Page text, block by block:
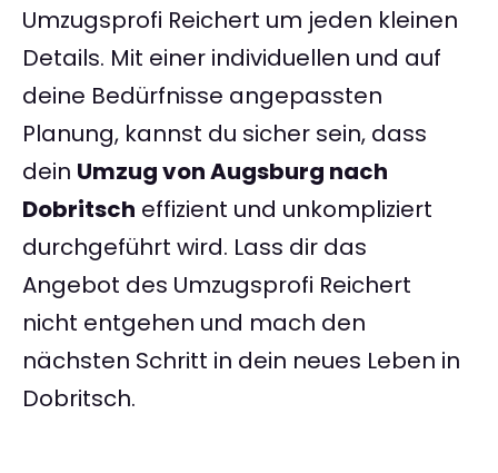
Umzugsprofi Reichert um jeden kleinen
Details. Mit einer individuellen und auf
deine Bedürfnisse angepassten
Planung, kannst du sicher sein, dass
dein Umzug von Augsburg nach
Dobritsch effizient und unkompliziert
durchgeführt wird. Lass dir das
Angebot des Umzugsprofi Reichert
nicht entgehen und mach den
nächsten Schritt in dein neues Leben in
Dobritsch.